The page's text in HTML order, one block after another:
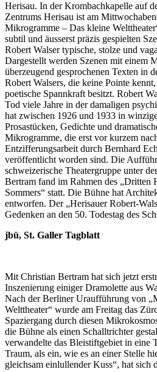
Herisau. In der Krombachkapelle auf
Zentrums Herisau ist am
Mikrogramme – Das kleine
subtil und äusserst präzis gespielten
Robert Walser typische, stolze und
Dargestellt werden Szenen mit einem
überzeugend gesprochenen Texten in
Robert Walsers, die keine Pointe
poetische Spannkraft besitzt. Robert
Tod viele Jahre in der damaligen
hat zwischen 1926 und 1933 in
Prosastücken, Gedichte und
Mikrogramme, die erst vor kurzem
Entzifferungsarbeit durch Bernhard
veröffentlicht worden sind. Die
schweizerische Theatergruppe unter
Bertram fand im Rahmen des „Dritten
Sommers“ statt. Die Bühne hat
entworfen. Der „Herisauer Robert-
Gedenken an den 50. Todestag des
jbü, St. Galler Tagblatt
Mit Christian Bertram hat sich jetzt
Inszenierung einiger Dramolette aus
Nach der Berliner Uraufführung von
Welttheater“ wurde am Freitag das
Spaziergang durch diesen
die Bühne als einen Schalltrichter
verwandelte das Bleistiftgebiet in eine
Traum, als ein, wie es an einer Stelle
gleichsam einlullender Kuss“, hat sich